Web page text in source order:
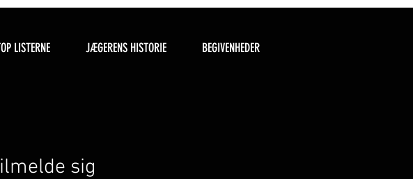
LISTERNE JÆGERENS HISTORIE BEGIVENHEDER
sig